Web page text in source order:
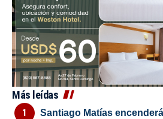
Más leídas
Santiago Matías